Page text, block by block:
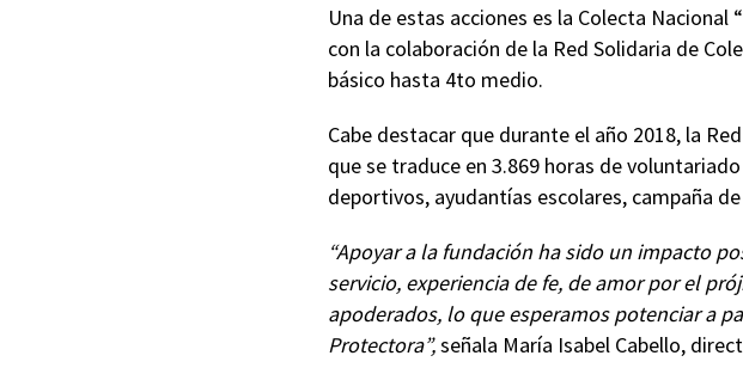
Una de estas acciones es la Colecta Nacional
con la colaboración de la Red Solidaria de
básico hasta 4to medio.
Cabe destacar que durante el año 2018, la
que se traduce en 3.869 horas de
deportivos, ayudantías escolares, campaña
“Apoyar a la fundación ha sido un impacto
servicio, experiencia de fe, de amor por el
apoderados, lo que esperamos potenciar a
Protectora”,señala María Isabel Cabello,